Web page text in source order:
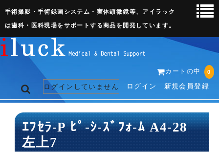
手術撮影・手術録画システム・実体顕微鏡等、アイラック
は歯科・医科現場をサポートする商品を開発しています。
カートの中 0
ログインしていません ログイン 新規会員登録
トップページ
ネット販売ページ
ｴﾌｾﾗ-P ﾋﾟ-ｼ-ｽﾞﾌｫ-ﾑ A4-28
左上7